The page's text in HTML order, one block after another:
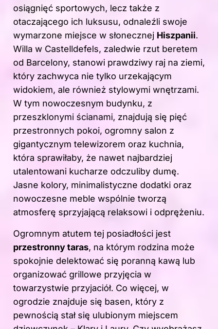
osiągnięć sportowych, lecz także z
otaczającego ich luksusu, odnaleźli swoje
wymarzone miejsce w słonecznej Hiszpanii.
Willa w Castelldefels, zaledwie rzut beretem
od Barcelony, stanowi prawdziwy raj na ziemi,
który zachwyca nie tylko urzekającym
widokiem, ale również stylowymi wnętrzami.
W tym nowoczesnym budynku, z
przeszklonymi ścianami, znajdują się pięć
przestronnych pokoi, ogromny salon z
gigantycznym telewizorem oraz kuchnia,
która sprawiłaby, że nawet najbardziej
utalentowani kucharze odczuliby dumę.
Jasne kolory, minimalistyczne dodatki oraz
nowoczesne meble wspólnie tworzą
atmosferę sprzyjającą relaksowi i odprężeniu.
Ogromnym atutem tej posiadłości jest
przestronny taras, na którym rodzina może
spokojnie delektować się poranną kawą lub
organizować grillowe przyjęcia w
towarzystwie przyjaciół. Co więcej, w
ogrodzie znajduje się basen, który z
pewnością stał się ulubionym miejscem